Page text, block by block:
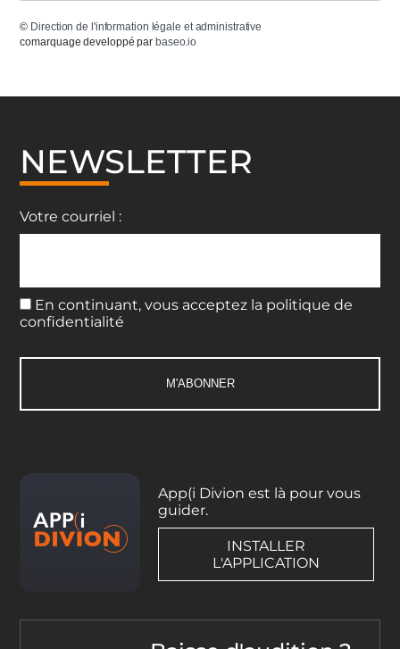
© Direction de l'information légale et administrative
comarquage developpé par baseo.io
NEWSLETTER
Votre courriel :
En continuant, vous acceptez la politique de
confidentialité
App(i Divion est là pour vous
guider.
INSTALLER
L'APPLICATION